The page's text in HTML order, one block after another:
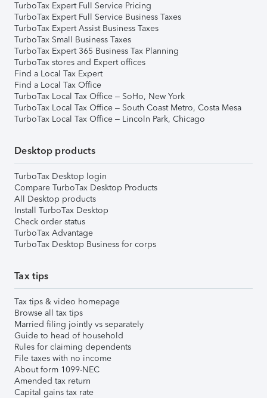
TurboTax Expert Full Service Pricing
TurboTax Expert Full Service Business Taxes
TurboTax Expert Assist Business Taxes
TurboTax Small Business Taxes
TurboTax Expert 365 Business Tax Planning
TurboTax stores and Expert offices
Find a Local Tax Expert
Find a Local Tax Office
TurboTax Local Tax Office – SoHo, New York
TurboTax Local Tax Office – South Coast Metro, Costa Mesa
TurboTax Local Tax Office – Lincoln Park, Chicago
Desktop products
TurboTax Desktop login
Compare TurboTax Desktop Products
All Desktop products
Install TurboTax Desktop
Check order status
TurboTax Advantage
TurboTax Desktop Business for corps
Tax tips
Tax tips & video homepage
Browse all tax tips
Married filing jointly vs separately
Guide to head of household
Rules for claiming dependents
File taxes with no income
About form 1099-NEC
Amended tax return
Capital gains tax rate